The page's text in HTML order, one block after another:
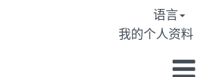
语言
我的个人资料